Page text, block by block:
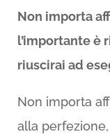
Non importa
l’importante è
riuscirai ad
Non importa
alla